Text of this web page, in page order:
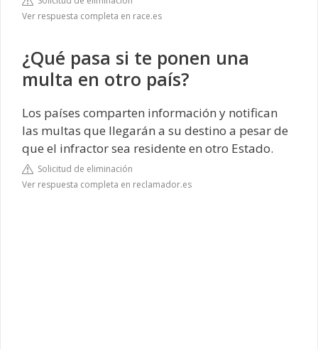
Ver respuesta completa en race.es
¿Qué pasa si te ponen una
multa en otro país?
Los países comparten información y notifican
las multas que llegarán a su destino a pesar de
que el infractor sea residente en otro Estado.
Solicitud de eliminación
Ver respuesta completa en reclamador.es